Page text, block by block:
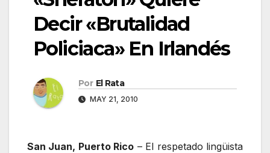
Decir «Brutalidad
Policiaca» En Irlandés
Por El Rata
MAY 21, 2010
San Juan, Puerto Rico – El respetado lingüista